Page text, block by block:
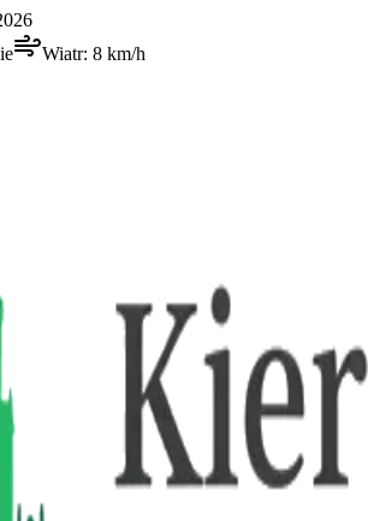
Wiatr: 8 km/h